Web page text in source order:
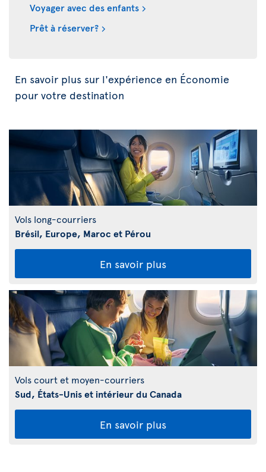
Voyager avec des enfants
Prêt à réserver?
En savoir plus sur l'expérience en Économie
pour votre destination
Vols long-courriers
Brésil, Europe, Maroc et Pérou
En savoir plus
Vols court et moyen-courriers
Sud, États-Unis et intérieur du Canada
En savoir plus